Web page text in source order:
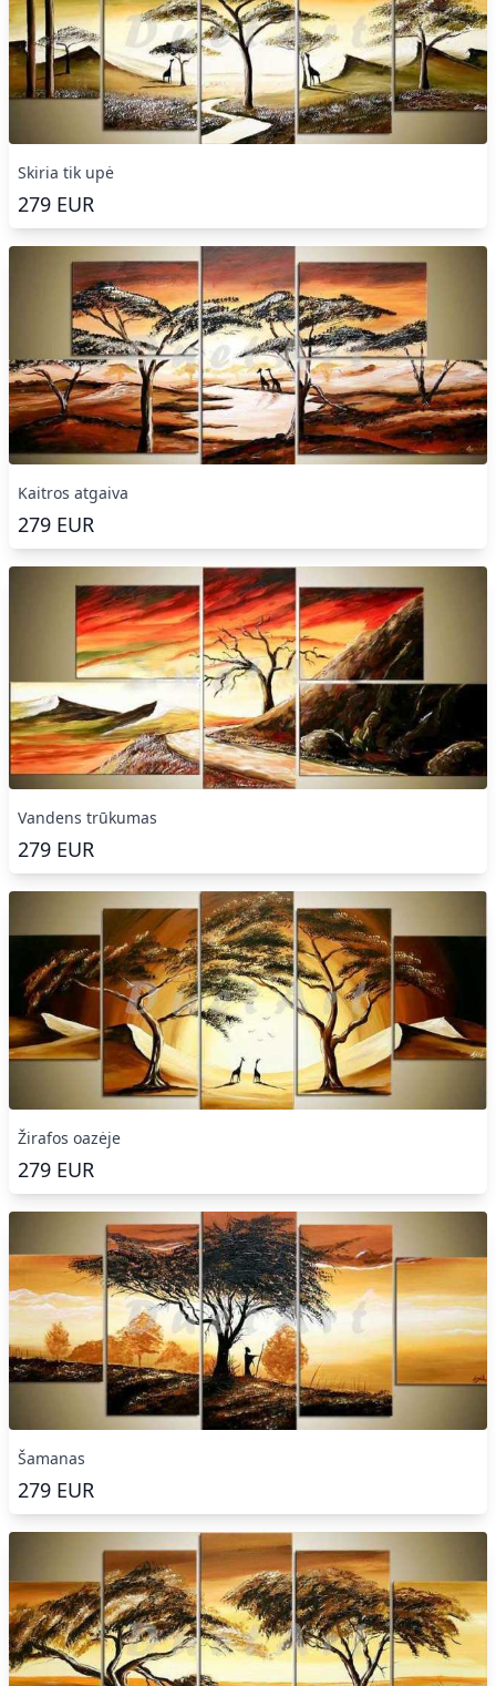
Skiria tik upė
279 EUR
Kaitros atgaiva
279 EUR
Vandens trūkumas
279 EUR
Žirafos oazėje
279 EUR
Šamanas
279 EUR